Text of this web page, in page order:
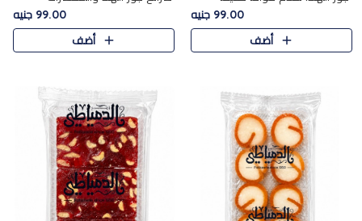
ونكهة شرقية أصيلة تجسد روح
الـموسم الأعياد.
99.00 جنيه
أضف
المحمصة، متماسك بشراب حلاوة
الكراميل الخفيفة ليمنحك قرمشة
غنية ومذاقًا شرقيًا أصيلً..
99.00 جنيه
أضف